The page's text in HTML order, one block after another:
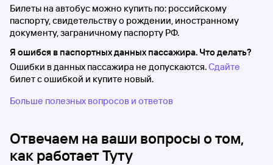
Билеты на автобус можно купить по: российскому
паспорту, свидетельству о рождении, иностранному
документу, заграничному паспорту РФ.
Я ошибся в паспортных данных пассажира. Что делать?
Ошибки в данных пассажира не допускаются.Сдайте
билет с ошибкой и купите новый.
Больше полезных вопросов и ответов
Отвечаем на ваши вопросы о том,
как работает Туту